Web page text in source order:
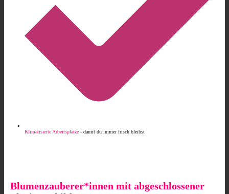
Klimatisierte Arbeitsplätze - damit du immer frisch bleibst
Blumenzauberer*innen mit abgeschlossener